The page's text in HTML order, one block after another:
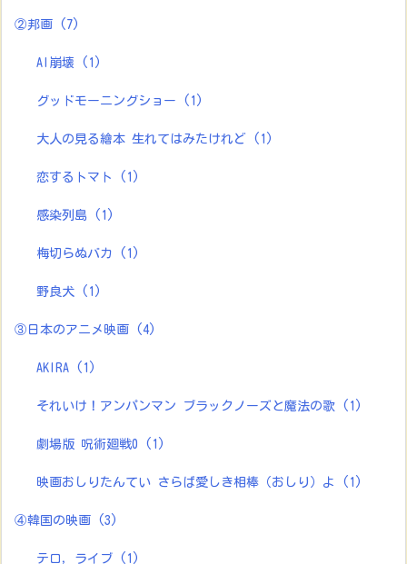
②邦画 (7)
AI崩壊 (1)
グッドモーニングショー (1)
大人の見る繪本 生れてはみたけれど (1)
恋するトマト (1)
感染列島 (1)
梅切らぬバカ (1)
野良犬 (1)
③日本のアニメ映画 (4)
AKIRA (1)
それいけ！アンパンマン ブラックノーズと魔法の歌 (1)
劇場版 呪術廻戦0 (1)
映画おしりたんてい さらば愛しき相棒（おしり）よ (1)
④韓国の映画 (3)
テロ，ライブ (1)